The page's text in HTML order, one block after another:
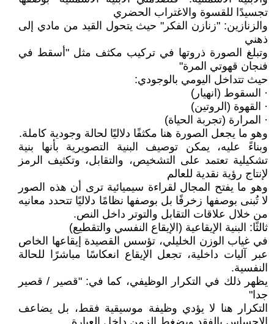
تجسيدًا للقسوة والاغتراب الحضري
والزنازين: "زنازن الفكر" حيث يتحول القيد من مادي إلى
ذهني
وتبلغ الصورة ذروتها في تركيب مكثف مثل "أسقط في
فنجان قهوتي المرة"
حيث تتداخل اليومي بالوجودي:
· السقوط (انهيار)
· القهوة (الروتين)
· المرارة (تجربة الحياة)
وهو ما يجعل الصورة هنا مكثفًا دلاليًا لحالة وجودية كاملة.
وبناءً عليه، يمكن توصيف البنية التصويرية بأنها بنية
تشكيلية تعتمد على التشخيص، والتقابل، وتكثيف الرمز
لإنتاج رؤية نقدية للعالم
وهو ما يفتح المجال لقراءة سيميائية ترى أن هذه الصور
لا تُبنى بوصفها زخرفًا بل بوصفها نظامًا دلاليًا تتحدد معانيه
من خلال علاقات التقابل والتوتر داخل النص.
ثالثًا: البنية الإيقاعية (الإيقاع النفسي والتقطيع)
في غياب الوزن الخليلي، تؤسس القصيدة إيقاعها الخاص
عبر آليات داخلية، تجعل الإيقاع انعكاسًا مباشرًا للحالة
النفسية.
يظهر ذلك في التكرار الوظيفي، كما في: "قصير / قصير
جدا"
التكرار هنا لا يؤدي وظيفة موسيقية فقط، بل يضاعف